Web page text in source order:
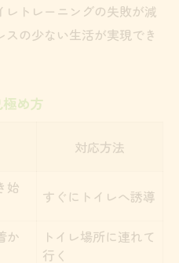
トレーニングの失敗が減
の少ない生活が実現でき
極め方
対応方法
始
すぐにトイレへ誘導
か
トイレ場所に連れて
行く